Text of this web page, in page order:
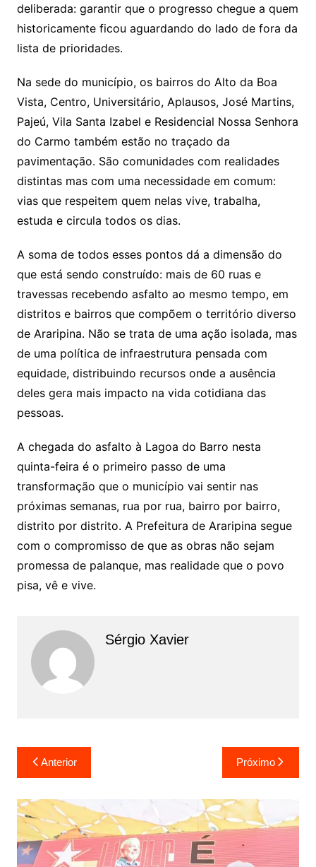
deliberada: garantir que o progresso chegue a quem
historicamente ficou aguardando do lado de fora da
lista de prioridades.
Na sede do município, os bairros do Alto da Boa
Vista, Centro, Universitário, Aplausos, José Martins,
Pajeú, Vila Santa Izabel e Residencial Nossa Senhora
do Carmo também estão no traçado da
pavimentação. São comunidades com realidades
distintas mas com uma necessidade em comum:
vias que respeitem quem nelas vive, trabalha,
estuda e circula todos os dias.
A soma de todos esses pontos dá a dimensão do
que está sendo construído: mais de 60 ruas e
travessas recebendo asfalto ao mesmo tempo, em
distritos e bairros que compõem o território diverso
de Araripina. Não se trata de uma ação isolada, mas
de uma política de infraestrutura pensada com
equidade, distribuindo recursos onde a ausência
deles gera mais impacto na vida cotidiana das
pessoas.
A chegada do asfalto à Lagoa do Barro nesta
quinta-feira é o primeiro passo de uma
transformação que o município vai sentir nas
próximas semanas, rua por rua, bairro por bairro,
distrito por distrito. A Prefeitura de Araripina segue
com o compromisso de que as obras não sejam
promessa de palanque, mas realidade que o povo
pisa, vê e vive.
Sérgio Xavier
Anterior Próximo